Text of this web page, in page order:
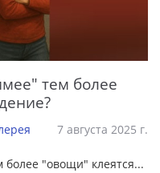
тем более
7 августа 2025 г.
"овощи" клеятся...